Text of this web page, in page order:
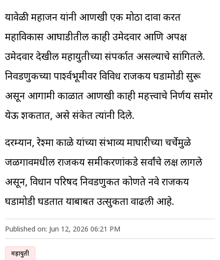
यावेळी महाजन यांनी आणखी एक मोठा दावा करत
महाविकास आघाडीतील काही उमेदवार आणि अपक्ष
उमेदवार देखील महायुतीच्या संपर्कात असल्याचे सांगितले.
निवडणुकीच्या पार्श्वभूमीवर विविध राजकीय घडामोडी सुरू
असून आगामी काळात आणखी काही महत्त्वाचे निर्णय समोर
येऊ शकतात, असे संकेत त्यांनी दिले.
दरम्यान, रेश्मा काळे यांच्या संभाव्य माघारीच्या चर्चेमुळे
जळगावमधील राजकीय समीकरणांकडे सर्वांचे लक्ष लागले
असून, विधान परिषद निवडणुकीत कोणते नवे राजकीय
घडामोडी घडतात याबाबत उत्सुकता वाढली आहे.
Published on: Jun 12, 2026 06:21 PM
महायुती